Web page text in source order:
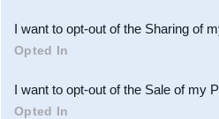
Downstream Participants
third parties.
I want to opt-out of the Sharing of
Opted In
I want to opt-out of the Sale of my
Opted In